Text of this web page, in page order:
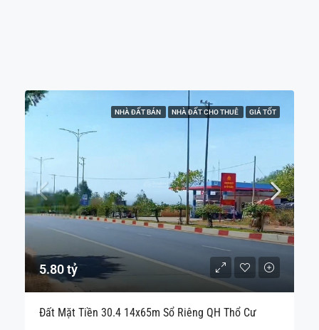
NHÀ ĐẤT BÁN NHÀ ĐẤT CHO THUÊ GIÁ TỐT
5.80 tỷ
Đất Mặt Tiền 30.4 14x65m Sổ Riêng QH Thổ Cư